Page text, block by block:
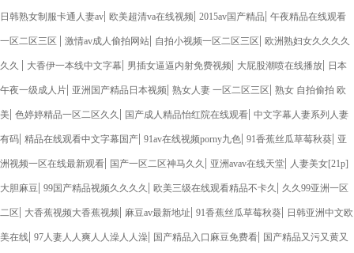
日韩熟女制服卡通人妻av| 欧美超清va在线视频| 2015av国产精品| 午夜精品在线观看
一区二区三区 | 激情av成人偷拍网站| 自拍小视频一区二区三区| 欧洲熟妇女久久久久
久久 | 大香伊一本线中文字幕| 男插女逼逼内射免费视频| 大屁股潮喷在线播放| 日本
午夜一级成人片| 亚洲国产精品日本视频| 熟女人妻 一区二区三区| 熟女 自拍偷拍 欧
美| 色婷婷精品一区二区久久 | 国产成人精品怡红院在线观看| 中文字幕人妻系列人妻
有码| 精品在线观看中文字幕国产| 91av在线视频porny九色| 91香蕉丝瓜草莓秋葵| 亚
洲视频一区在线最新观看| 国产一区二区神马久久 | 亚洲avav在线天堂| 人妻美女[21p]
大胆麻豆| 99国产精品视频久久久久 | 欧美三级在线观看精品不卡久 | 久久99亚洲一区
二区| 大香蕉视频大香蕉视频| 麻豆av最新地址| 91香蕉丝瓜草莓秋葵| 日韩亚洲中文欧
美在线| 97人妻人人爽人人澡人人澡| 国产精品入口麻豆免费看| 国产精品又污又黄又